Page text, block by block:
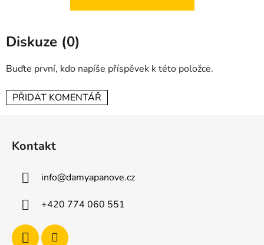
Diskuze (0)
Buďte první, kdo napíše příspěvek k této položce.
PŘIDAT KOMENTÁŘ
Kontakt
info@damyapanove.cz
+420 774 060 551